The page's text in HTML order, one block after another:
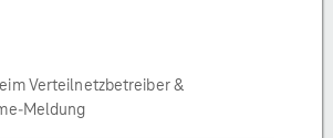
Verteilnetzbetreiber &
Meldung